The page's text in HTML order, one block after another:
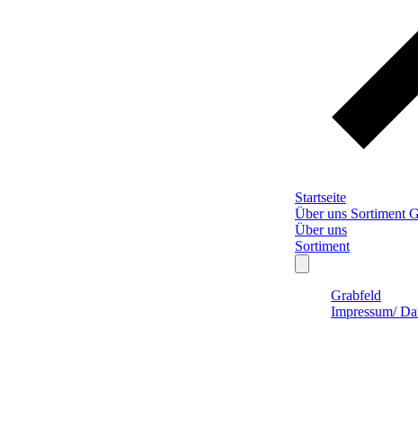
Startseite
Über uns Sortiment
Über uns
Sortiment
Grabfeld
Impressum/